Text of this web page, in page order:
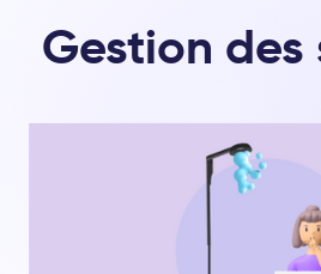
Gestion des